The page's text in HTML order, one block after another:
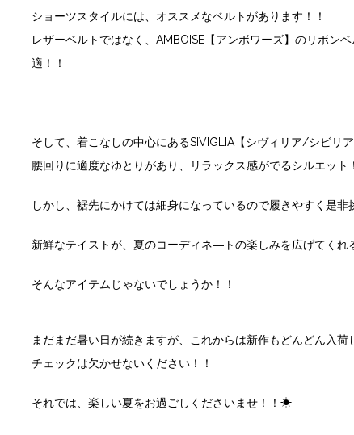
ショーツスタイルには、オススメなベルトがあります！！
レザーベルトではなく、AMBOISE【アンボワーズ】のリボン
適！！
そして、着こなしの中心にあるSIVIGLIA【シヴィリア/シビリア
腰回りに適度なゆとりがあり、リラックス感がでるシルエット
しかし、裾先にかけては細身になっているので履きやすく是非
新鮮なテイストが、夏のコーディネ―トの楽しみを広げてくれ
そんなアイテムじゃないでしょうか！！
まだまだ暑い日が続きますが、これからは新作もどんどん入荷
チェックは欠かせないください！！
それでは、楽しい夏をお過ごしくださいませ！！☀